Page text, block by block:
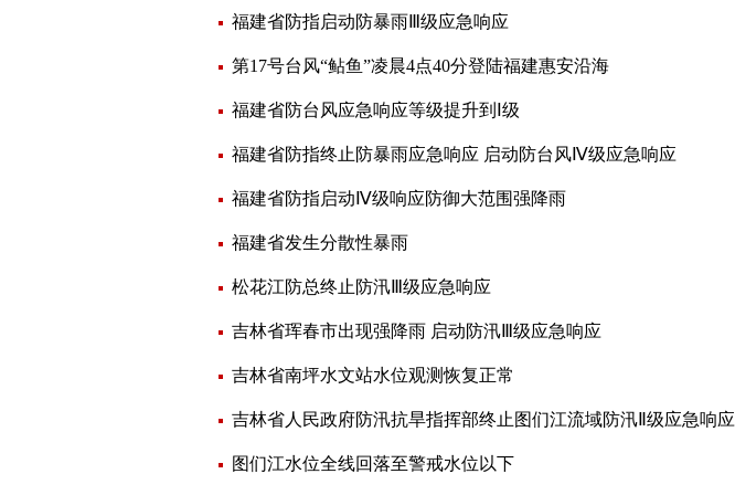
福建省防指启动防暴雨Ⅲ级应急响应
第17号台风“鲇鱼”凌晨4点40分登陆福建惠安沿海
福建省防台风应急响应等级提升到Ⅰ级
福建省防指终止防暴雨应急响应 启动防台风Ⅳ级应急响应
福建省防指启动Ⅳ级响应防御大范围强降雨
福建省发生分散性暴雨
松花江防总终止防汛Ⅲ级应急响应
吉林省珲春市出现强降雨 启动防汛Ⅲ级应急响应
吉林省南坪水文站水位观测恢复正常
吉林省人民政府防汛抗旱指挥部终止图们江流域防汛Ⅱ级应急响应
图们江水位全线回落至警戒水位以下